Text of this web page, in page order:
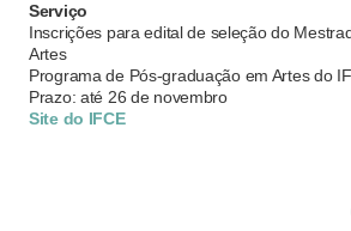
Serviço
Inscrições para edital de seleção do
Artes
Programa de Pós-graduação em Artes do
Prazo: até 26 de novembro
Site do IFCE